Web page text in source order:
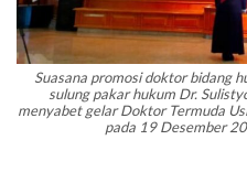
Suasana promosi doktor bidang
sulung pakar hukum Dr.
menyabet gelar Doktor Termuda
pada 19 Desember